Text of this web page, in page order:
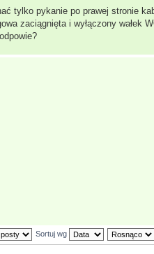
tylko pykanie po prawej stronie
zaciągnięta i wyłączony wałek
Sortuj wg